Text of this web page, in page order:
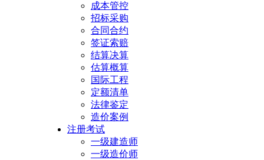
成本管控
招标采购
合同合约
签证索赔
结算决算
估算概算
国际工程
定额清单
法律鉴定
造价案例
注册考试
一级建造师
一级造价师